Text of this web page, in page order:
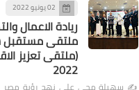
02 يونيو 2022
ريادة الاعمال
ملتقى
(ملتقى تعزيز
2022